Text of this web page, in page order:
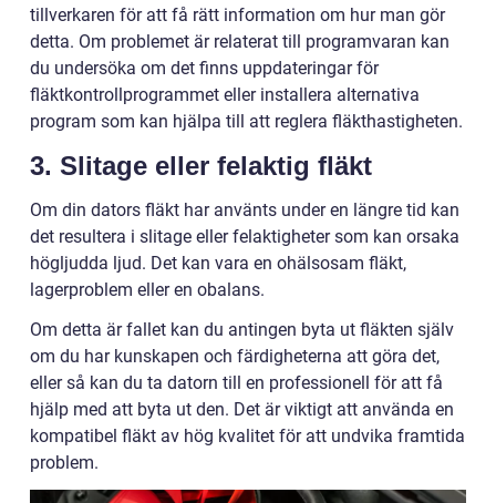
tillverkaren för att få rätt information om hur man gör
detta. Om problemet är relaterat till programvaran kan
du undersöka om det finns uppdateringar för
fläktkontrollprogrammet eller installera alternativa
program som kan hjälpa till att reglera fläkthastigheten.
3. Slitage eller felaktig fläkt
Om din dators fläkt har använts under en längre tid kan
det resultera i slitage eller felaktigheter som kan orsaka
högljudda ljud. Det kan vara en ohälsosam fläkt,
lagerproblem eller en obalans.
Om detta är fallet kan du antingen byta ut fläkten själv
om du har kunskapen och färdigheterna att göra det,
eller så kan du ta datorn till en professionell för att få
hjälp med att byta ut den. Det är viktigt att använda en
kompatibel fläkt av hög kvalitet för att undvika framtida
problem.